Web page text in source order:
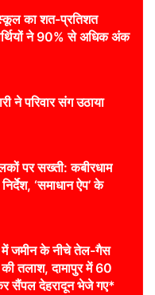
का शत-प्रतिशत
ने 90% से अधिक अंक
ने परिवार संग उठाया
पर सख्ती: कबीरधाम
‘समाधान ऐप’ के
में जमीन के नीचे तेल-गैस
तलाश, दामापुर में 60
सैंपल देहरादून भेजे गए*